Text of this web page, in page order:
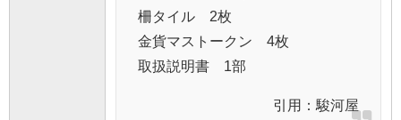
柵タイル 2枚
金貨マストークン 4枚
取扱説明書 1部
引用： 駿河屋